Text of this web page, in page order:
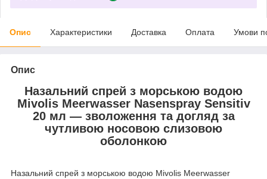
Опис Характеристики Доставка Оплата Умови
Опис
Назальний спрей з морською водою
Mivolis Meerwasser Nasenspray Sensitiv
20 мл — зволоження та догляд за
чутливою носовою слизовою
оболонкою
Назальний спрей з морською водою Mivolis Meerwasser